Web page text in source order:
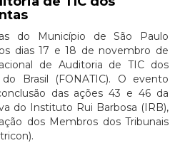
do Município de São Paulo
dias 17 e 18 de novembro de
de Auditoria de TIC dos
Brasil (FONATIC). O evento
das ações 43 e 46 da
do Instituto Rui Barbosa (IRB),
dos Membros dos Tribunais